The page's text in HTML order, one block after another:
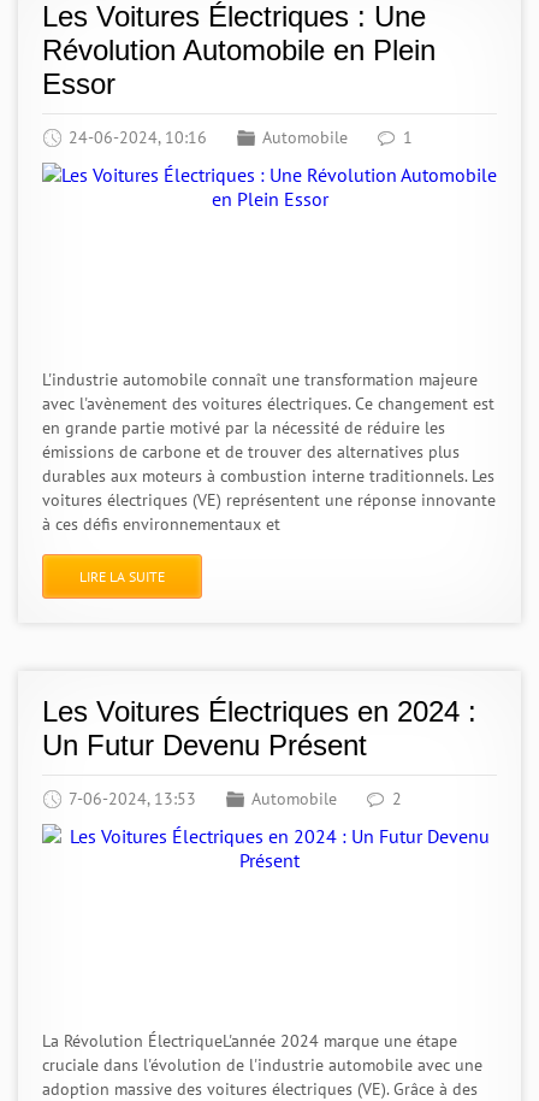
Les Voitures Électriques : Une
Révolution Automobile en Plein
Essor
24-06-2024, 10:16 Automobile 1
L'industrie automobile connaît une transformation majeure
avec l'avènement des voitures électriques. Ce changement est
en grande partie motivé par la nécessité de réduire les
émissions de carbone et de trouver des alternatives plus
durables aux moteurs à combustion interne traditionnels. Les
voitures électriques (VE) représentent une réponse innovante
à ces défis environnementaux et
LIRE LA SUITE
Les Voitures Électriques en 2024 :
Un Futur Devenu Présent
7-06-2024, 13:53 Automobile 2
La Révolution ÉlectriqueL'année 2024 marque une étape
cruciale dans l'évolution de l'industrie automobile avec une
adoption massive des voitures électriques (VE). Grâce à des